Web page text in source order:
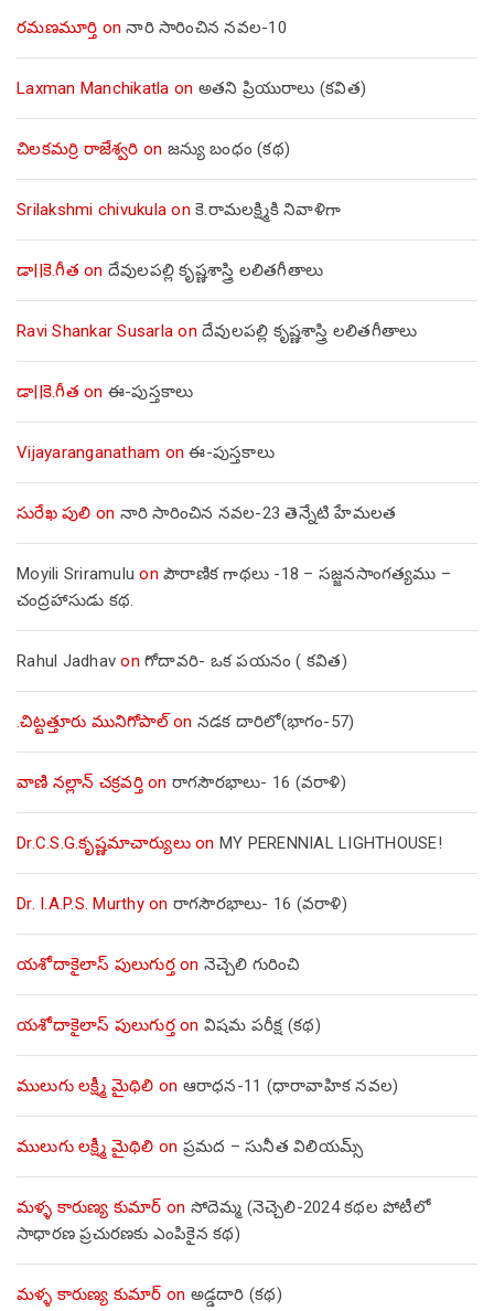
రమణమూర్తి onనారి సారించిన నవల-10
Laxman Manchikatla on అతని ప్రియురాలు (కవిత)
చిలకమర్రి రాజేశ్వరి on జన్యు బంధం (కథ)
Srilakshmi chivukula on కె.రామలక్ష్మికి నివాళిగా
డా||కె.గీత on దేవులపల్లి కృష్ణశాస్త్రి లలితగీతాలు
Ravi Shankar Susarla on దేవులపల్లి కృష్ణశాస్త్రి లలితగీతాలు
డా||కె.గీత on ఈ-పుస్తకాలు
Vijayaranganatham onఈ-పుస్తకాలు
సురేఖ పులి on నారి సారించిన నవల-23 తెన్నేటి హేమలత
Moyili Sriramulu on పౌరాణిక గాథలు -18 – సజ్జనసాంగత్యము –
చంద్రహాసుడు కథ.
Rahul Jadhav on గోదావరి- ఒక పయనం ( కవిత)
.చిట్టత్తూరు మునిగోపాల్on నడక దారిలో(భాగం-57)
వాణి నల్లాన్ చక్రవర్తిon రాగసౌరభాలు- 16 (వరాళి)
Dr.C.S.G.కృష్ణమాచార్యులుon MY PERENNIAL LIGHTHOUSE!
Dr. I.A.P.S. Murthyon రాగసౌరభాలు- 16 (వరాళి)
యశోదాకైలాస్ పులుగుర్తon నెచ్చెలి గురించి
యశోదాకైలాస్ పులుగుర్తon విషమ పరీక్ష (క‌థ‌)
ములుగు లక్ష్మీ మైథిలి on ఆరాధన-11 (ధారావాహిక నవల)
ములుగు లక్ష్మీ మైథిలి on ప్రమద – సునీత విలియమ్స్
మళ్ళ కారుణ్య కుమార్ on సోదెమ్మ (నెచ్చెలి-2024 కథల పోటీలో
సాధారణ ప్రచురణకు ఎంపికైన కథ)
మళ్ళ కారుణ్య కుమార్ on అడ్డదారి (కథ)